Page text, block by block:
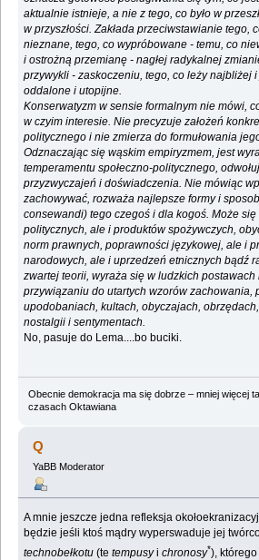
aktualnie istnieje, a nie z tego, co było w
w przyszłości. Zakłada przeciwstawianie tego,
nieznane, tego, co wypróbowane - temu, co
i ostrożną przemianę - nagłej radykalnej
przywykli - zaskoczeniu, tego, co leży najbliżej
oddalone i utopijne.
Konserwatyzm w sensie formalnym nie mówi,
w czyim interesie. Nie precyzuje założeń
politycznego i nie zmierza do formułowania
Odznaczając się wąskim empiryzmem, jest
temperamentu społeczno-politycznego,
przyzwyczajeń i doświadczenia. Nie mówiąc
zachowywać, rozważa najlepsze formy i
consewandi) tego czegoś i dla kogoś. Może
politycznych, ale i produktów spożywczych,
norm prawnych, poprawności językowej, ale i
narodowych, ale i uprzedzeń etnicznych bądź
zwartej teorii, wyraża się w ludzkich
przywiązaniu do utartych wzorów zachowania,
upodobaniach, kultach, obyczajach,
nostalgii i sentymentach.
No, pasuje do Lema....bo buciki.
Obecnie demokracja ma się dobrze – mniej więcej
czasach Oktawiana
Q
YaBB Moderator
A mnie jeszcze jedna refleksja
będzie jeśli ktoś mądry wyperswaduje jej
technobełkotu (tetempusyichronosy*),